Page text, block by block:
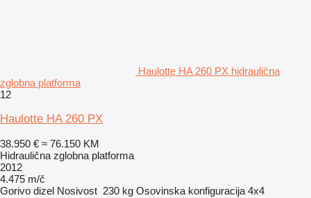
Haulotte HA 260 PX hidraulična
zglobna platforma
12
Haulotte HA 260 PX
38.950 € ≈ 76.150 KM
Hidraulična zglobna platforma
2012
4.475 m/č
Gorivo dizel Nosivost 230 kg Osovinska konfiguracija 4x4